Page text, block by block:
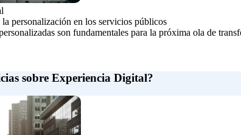
personalización en los servicios públicos
son fundamentales para la próxima ola de
sobre Experiencia Digital?